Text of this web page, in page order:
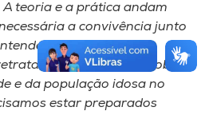
teoria e a prática andam
a convivência junto
e perceber suas
a todo momento sobre o
e da população idosa no
estar preparados